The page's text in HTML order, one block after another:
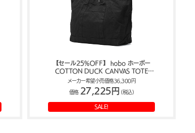
【セール25%OFF】 hobo ホーボー
COTTON DUCK CANVAS TOTE
BAG 23L HB-BG4626
メーカー希望小売価格36,300円
価格 27,225円 (税込)
SALE!